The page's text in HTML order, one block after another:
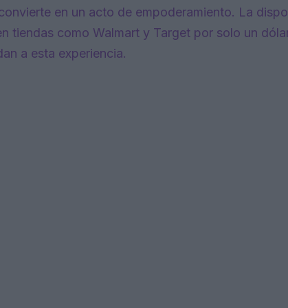
en un acto de empoderamiento. La
tiendas como Walmart y Target por solo un
a esta experiencia.